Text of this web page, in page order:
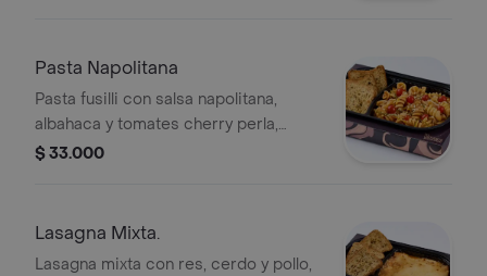
Pasta Napolitana
Pasta fusilli con salsa napolitana,
albahaca y tomates cherry perla,
acompañada de 3 tajadas de
$ 33.000
Lasagna Mixta.
Lasagna mixta con res, cerdo y pollo,